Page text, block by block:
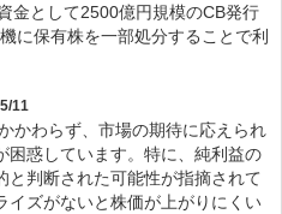
金として2500億円規模のCB発行
に保有株を一部処分することで利
11
かわらず、市場の期待に応えられ
困惑しています。特に、純利益の
と判断された可能性が指摘されて
イズがないと株価が上がりにくい